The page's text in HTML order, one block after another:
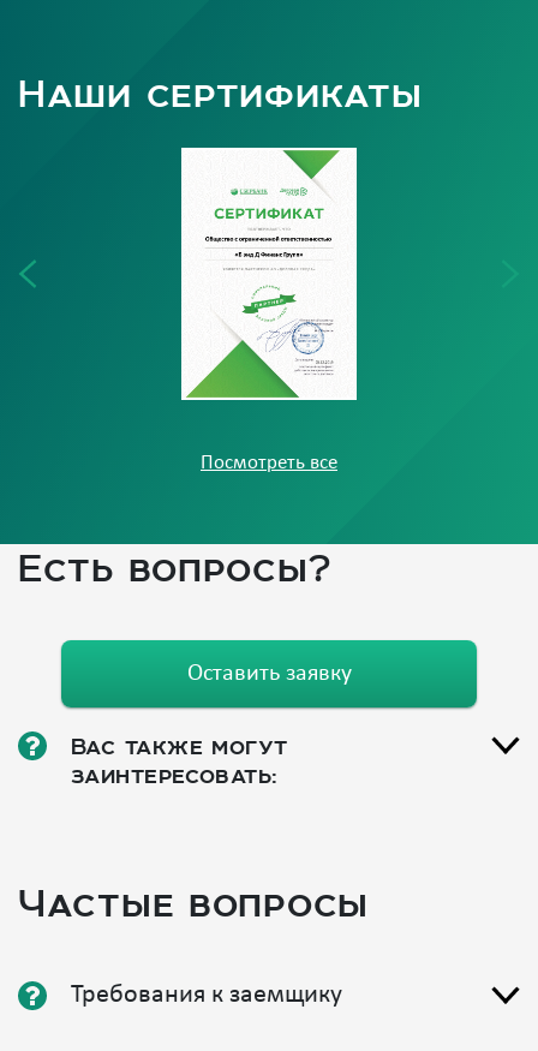
Наши сертификаты
Посмотреть все
Есть вопросы?
Оставить заявку
Вас также могут
заинтересовать:
Частые вопросы
Требования к заемщику